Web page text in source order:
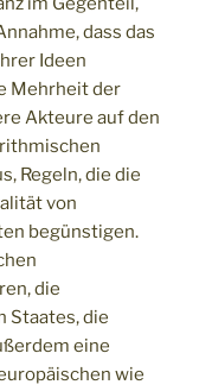
dass das
Ideen
Mehrheit der
Akteure auf den
Regeln, die die
von
begünstigen.
die
Staates, die
eine
wie